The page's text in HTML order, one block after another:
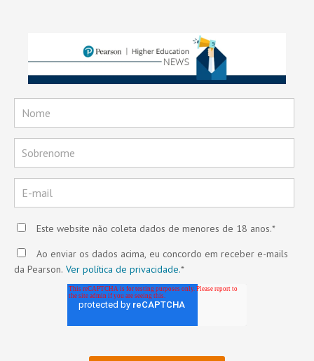
Este website não coleta dados de menores de 18 anos.*
Ao enviar os dados acima, eu concordo em receber e-mails
da Pearson. Ver política de privacidade.*